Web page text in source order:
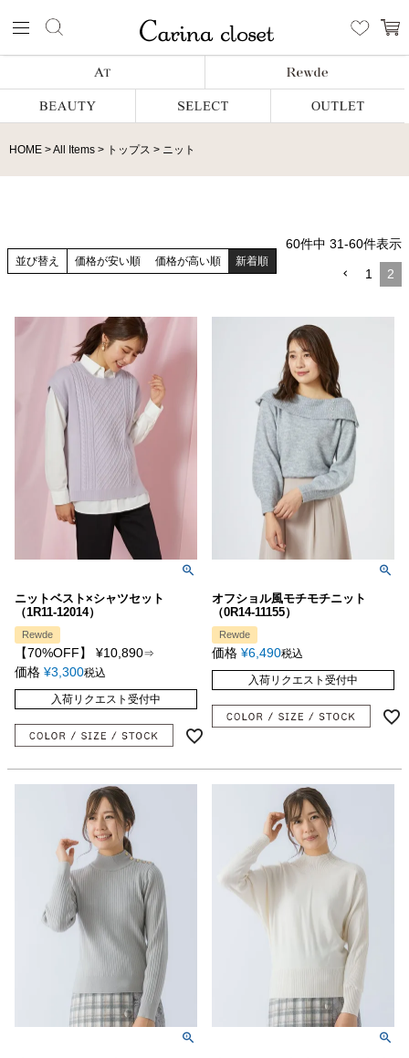
HOME All Items トップス ニット
並び替え 価格が安い順 価格が高い順 新着順
60件中 31-60件表示
1 2
ニットベスト×シャツセット
（1R11-12014）
Rewde
【70%OFF】 ¥10,890⇒
価格 ¥3,300税込
入荷リクエスト受付中
オフショル風モチモチニット
（0R14-11155）
Rewde
価格 ¥6,490税込
入荷リクエスト受付中